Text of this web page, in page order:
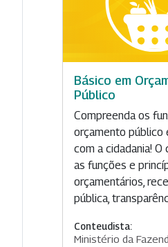
Básico em
Público
Compreenda os
orçamento público
com a cidadania! O
as funções e
orçamentários,
pública,
Conteudista:
Ministério da